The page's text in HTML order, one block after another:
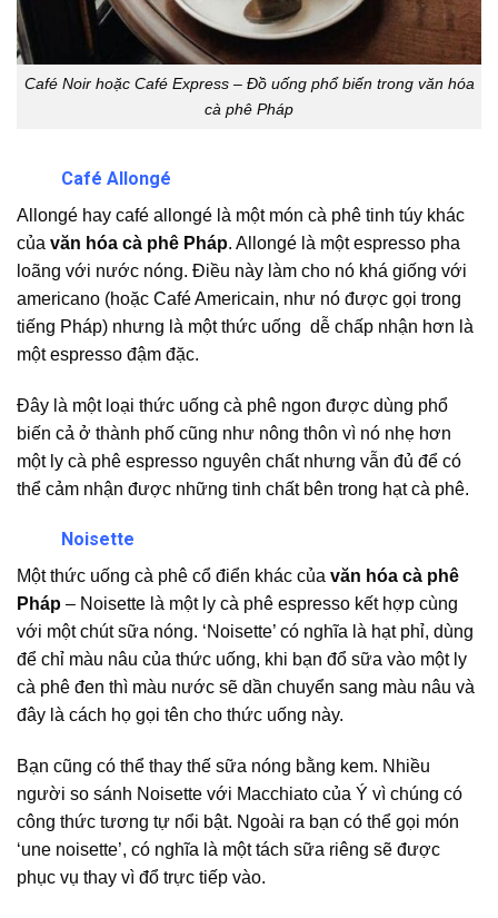
Café Noir hoặc Café Express – Đồ uống phổ biến trong văn hóa
cà phê Pháp
Café Allongé
Allongé hay café allongé là một món cà phê tinh túy khác
của văn hóa cà phê Pháp. Allongé là một espresso pha
loãng với nước nóng. Điều này làm cho nó khá giống với
americano (hoặc Café Americain, như nó được gọi trong
tiếng Pháp) nhưng là một thức uống dễ chấp nhận hơn là
một espresso đậm đặc.
Đây là một loại thức uống cà phê ngon được dùng phổ
biến cả ở thành phố cũng như nông thôn vì nó nhẹ hơn
một ly cà phê espresso nguyên chất nhưng vẫn đủ để có
thể cảm nhận được những tinh chất bên trong hạt cà phê.
Noisette
Một thức uống cà phê cổ điển khác của văn hóa cà phê
Pháp – Noisette là một ly cà phê espresso kết hợp cùng
với một chút sữa nóng. ‘Noisette’ có nghĩa là hạt phỉ, dùng
để chỉ màu nâu của thức uống, khi bạn đổ sữa vào một ly
cà phê đen thì màu nước sẽ dần chuyển sang màu nâu và
đây là cách họ gọi tên cho thức uống này.
Bạn cũng có thể thay thế sữa nóng bằng kem. Nhiều
người so sánh Noisette với Macchiato của Ý vì chúng có
công thức tương tự nổi bật. Ngoài ra bạn có thể gọi món
‘une noisette’, có nghĩa là một tách sữa riêng sẽ được
phục vụ thay vì đổ trực tiếp vào.